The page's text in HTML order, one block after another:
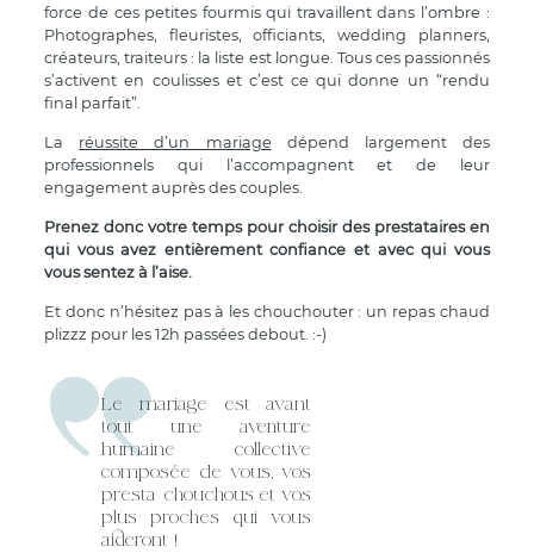
force de ces petites fourmis qui travaillent dans l’ombre :
Photographes, fleuristes, officiants, wedding planners,
créateurs, traiteurs : la liste est longue. Tous ces passionnés
s’activent en coulisses et c’est ce qui donne un “rendu
final parfait”.
La réussite d’un mariage dépend largement des
professionnels qui l’accompagnent et de leur
engagement auprès des couples.
Prenez donc votre temps pour choisir des prestataires en
qui vous avez entièrement confiance et avec qui vous
vous sentez à l’aise.
Et donc n’hésitez pas à les chouchouter : un repas chaud
plizzz pour les 12h passées debout. :-)
Le mariage est avant
tout une aventure
humaine collective
composée de vous, vos
presta chouchous et vos
plus proches qui vous
aideront !